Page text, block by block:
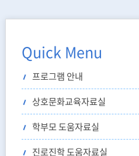
Quick Menu
프로그램 안내
상호문화교육자료실
학부모 도움자료실
진로진학 도움자료실